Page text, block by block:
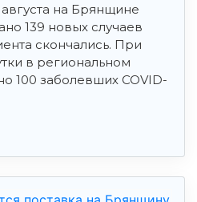
на Брянщине
139 новых случаев
скончались. При
в региональном
100 заболевших COVID-